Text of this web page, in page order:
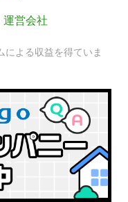
運営会社
による収益を得ていま